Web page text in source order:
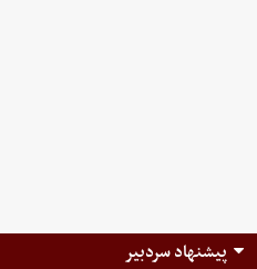
پیشنهاد سردبیر